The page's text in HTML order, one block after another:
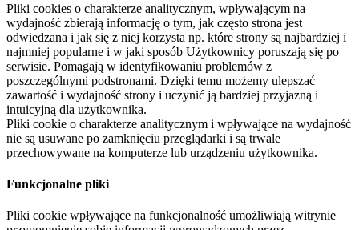
Pliki cookies o charakterze analitycznym, wpływającym na
wydajność zbierają informację o tym, jak często strona jest
odwiedzana i jak się z niej korzysta np. które strony są najbardziej i
najmniej popularne i w jaki sposób Użytkownicy poruszają się po
serwisie. Pomagają w identyfikowaniu problemów z
poszczególnymi podstronami. Dzięki temu możemy ulepszać
zawartość i wydajność strony i uczynić ją bardziej przyjazną i
intuicyjną dla użytkownika.
Pliki cookie o charakterze analitycznym i wpływające na wydajność
nie są usuwane po zamknięciu przeglądarki i są trwale
przechowywane na komputerze lub urządzeniu użytkownika.
Funkcjonalne pliki
Pliki cookie wpływające na funkcjonalność umożliwiają witrynie